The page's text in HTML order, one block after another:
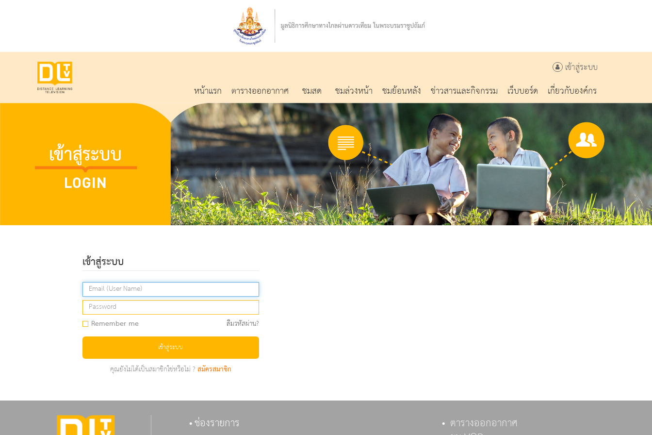
เข้าสู่ระบบ
หน้าแรก ตารางออกอากาศ ชมสด ชมล่วงหน้า ชมย้อนหลัง ข่าวสารและกิจกรรม เว็บบอร์ด เกี่ยวกับองค์กร
เข้าสู่ระบบ
Remember me ลืมรหัสผ่าน?
เข้าสู่ระบบ
คุณยังไม่ได้เป็นสมาชิกใช่หรือไม่ ?สมัครสมาชิก
ช่องรายการ ตารางออกอากาศ